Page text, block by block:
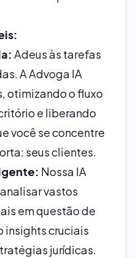
Adeus às tarefas
A Advoga IA
otimizando o fluxo
e liberando
você se concentre
seus clientes.
Nossa IA
vastos
em questão de
insights cruciais
jurídicas.